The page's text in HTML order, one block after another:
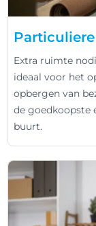
Extra ruimte
ideaal voor het
opbergen van
de goedkoopste
buurt.